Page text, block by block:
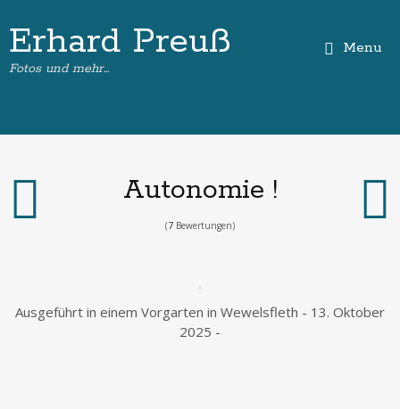
Erhard Preuß
Fotos und mehr…
Menu
Autonomie !
(7 Bewertungen)
Ausgeführt in einem Vorgarten in Wewelsfleth - 13. Oktober
2025 -